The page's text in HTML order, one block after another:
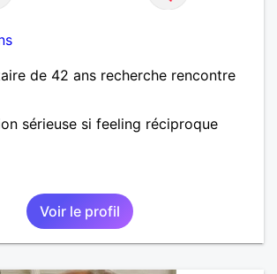
de 42 ans recherche rencontre
sérieuse si feeling réciproque
Voir le profil